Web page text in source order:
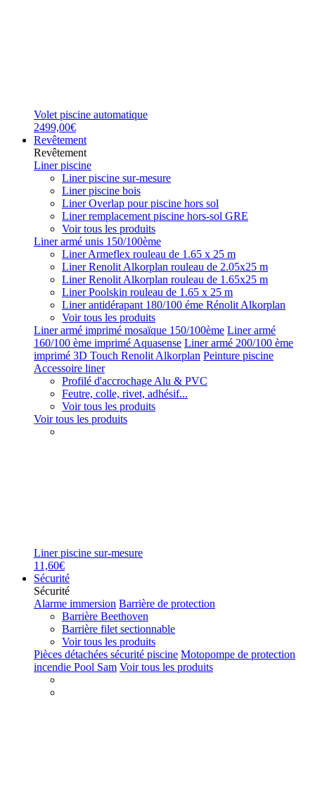
Volet piscine automatique
2499,00€
Revêtement
Revêtement
Liner piscine
Liner piscine sur-mesure
Liner piscine bois
Liner Overlap pour piscine hors sol
Liner remplacement piscine hors-sol GRE
Voir tous les produits
Liner armé unis 150/100ème
Liner Armeflex rouleau de 1.65 x 25 m
Liner Renolit Alkorplan rouleau de 2.05x25 m
Liner Renolit Alkorplan rouleau de 1.65x25 m
Liner Poolskin rouleau de 1.65 x 25 m
Liner antidérapant 180/100 éme Rénolit Alkorplan
Voir tous les produits
Liner armé imprimé mosaïque 150/100ème Liner armé
160/100 ème imprimé Aquasense Liner armé 200/100 ème
imprimé 3D Touch Renolit Alkorplan Peinture piscine
Accessoire liner
Profilé d'accrochage Alu & PVC
Feutre, colle, rivet, adhésif...
Voir tous les produits
Voir tous les produits
Liner piscine sur-mesure
11,60€
Sécurité
Sécurité
Alarme immersion Barrière de protection
Barrière Beethoven
Barrière filet sectionnable
Voir tous les produits
Pièces détachées sécurité piscine Motopompe de protection
incendie Pool Sam Voir tous les produits